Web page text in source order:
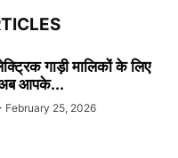
गाड़ी मालिकों के लिए
अब आपके...
February 25, 2026